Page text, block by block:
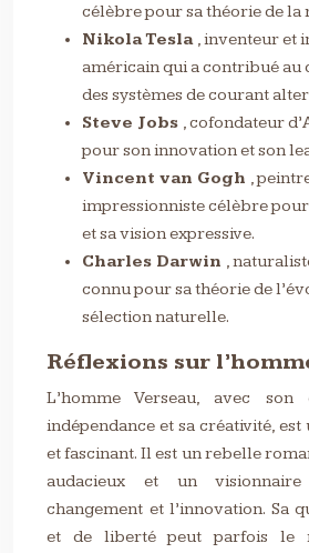
célèbre pour sa théorie de la
Nikola Tesla , inventeur et
américain qui a contribué au
des systèmes de courant
Steve Jobs , cofondateur
pour son innovation et son
Vincent van Gogh ,
impressionniste célèbre
et sa vision expressive.
Charles Darwin ,
connu pour sa théorie de
sélection naturelle.
Réflexions sur
L’homme Verseau, avec
indépendance et sa créativité,
et fascinant. Il est un rebelle
audacieux et un
changement et l’innovation. Sa
et de liberté peut parfois le